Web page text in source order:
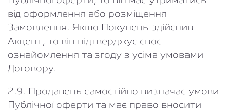
від оформлення або розміщення
Замовлення. Якщо Покупець здійснив
Акцепт, то він підтверджує своє
ознайомлення та згоду з усіма умовами
Договору.
2.9. Продавець самостійно визначає умови
Публічної оферти та має право вносити